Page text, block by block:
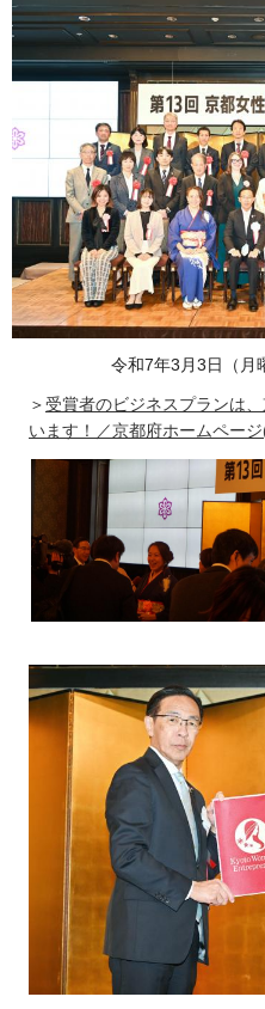
令和7年3月3日（月
＞受賞者のビジネスプランは
います！／京都府ホームペー